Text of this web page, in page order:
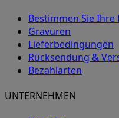
Bestimmen Sie Ihre
Gravuren
Lieferbedingungen
Rücksendung &
Bezahlarten
UNTERNEHMEN